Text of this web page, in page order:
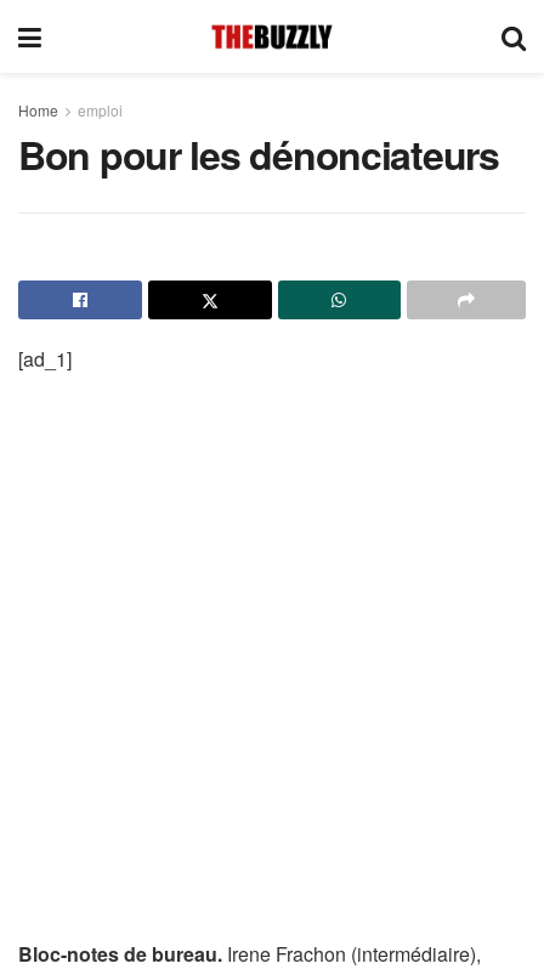
Home emploi
Bon pour les dénonciateurs
[ad_1]
Bloc-notes de bureau. Irene Frachon (intermédiaire),